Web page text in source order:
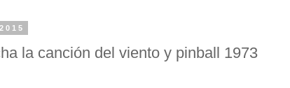
la canción del viento y pinball 1973